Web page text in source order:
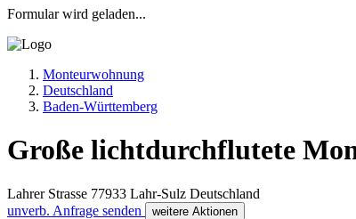
Formular wird geladen...
Monteurwohnung
Deutschland
Baden-Württemberg
Große lichtdurchflutete
Lahrer Strasse 77933 Lahr-Sulz Deutschland
unverb. Anfrage senden
weitere Aktionen